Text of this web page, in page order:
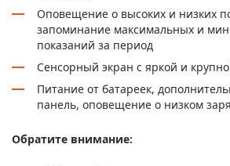
Оповещение о высоких и низких
запоминание максимальных и
показаний за период
Сенсорный экран с яркой и
Питание от батареек,
панель, оповещение о низком
Обратите внимание: